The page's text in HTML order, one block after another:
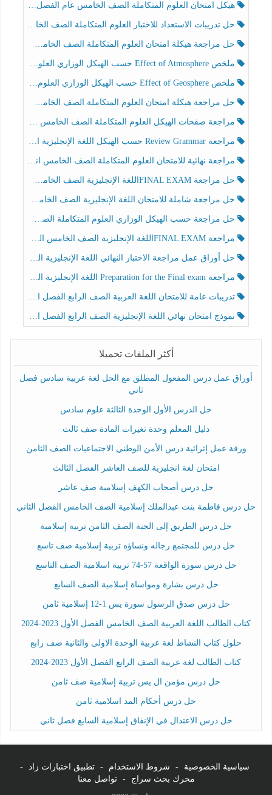
هيكل امتحان العلوم المتكاملة الصف الخامس عام الفصل الدراسي الثالث 2025-2026
حل تدريبات الاستعداد للاختبار العلوم المتكاملة الصف الخامس عام الفصل الثالث
حل مراجعة هيكلة امتحان العلوم المتكاملة الصف الخامس انسبير الفصل الثالث
ملخص Effect of Atmosphere حسب الهيكل الوزاري العلوم المتكاملة الصف الخامس انسبير الفصل الثالث
ملخص Effect of Geosphere حسب الهيكل الوزاري العلوم المتكاملة الصف الخامس انسبير الفصل الثالث
حل مراجعة هيكلة امتحان العلوم المتكاملة الصف الخامس عام الفصل الثالث
مراجعة صفحات الهيكل العلوم المتكاملة الصف الخامس انسبير الفصل الثالث
مراجعة Review Grammar حسب الهيكل اللغة الإنجليزية الصف الخامس الفصل الثالث
مراجعة نهائية للامتحان العلوم المتكاملة الصف الخامس انسبير الفصل الثالث
حل مراجعة FINAL EXAMاللغة الإنجليزية الصف الخامس الفصل الثالث
حل مراجعة شاملة للامتحان اللغة الإنجليزية الصف الخامس الفصل الثالث
حل مراجعة حسب الهيكل الوزاري العلوم المتكاملة الصف الخامس عام الفصل الثالث
مراجعة FINAL EXAMاللغة الإنجليزية الصف الخامس الفصل الثالث
حل أوراق عمل مراجعة الاختبار النهائي اللغة الإنجليزية الصف الرابع الفصل الثالث
مراجعة Preparation for the Final exam اللغة الإنجليزية الصف الرابع الفصل الثالث
تدريبات عامة للامتحان اللغة العربية الصف الرابع الفصل الثالث
نموذج امتحان نهائي اللغة الإنجليزية الصف الرابع الفصل الثالث
أكثر الملفات تحميلا
أوراق عمل درس المفعول المطلق مع الحل لغة عربية سادس فصل
ثاني
حل الدرس الأول الوحدة الثالثة علوم سادس
دليل المعلم وحدة تغيرات المادة صف ثالث
ورقة عمل إثرائية درس الأمن الوطني الاجتماعيات الصف الثامن
امتحان لغة انجليزية للصف العاشر الفصل الثالث
حل درس أصحاب الكهف إسلامية صف عاشر
حل درس فاطمة بنت عبدالملك إسلامية الصف الخامس الفصل الثاني
حل درس الطريق إلى الجنة الصف الثامن تربية إسلامية
حل درس للمجتمع رجاله ونساؤه تربية إسلامية صف تاسع
حل درس سورة الواقعة 57-74 تربية اسلامية الصف التاسع
حل درس بشارة ومواساة إسلامية الصف السابع
حل درس صدق الرسول سورة يس 1-12 إسلامية ثامن
كتاب الطالب اللغة العربية الصف الخامس الفصل الأول 2023-2024
حلول كتاب النشاط لغة عربية الوحدة الاولى والثانية صف رابع
كتاب الطالب لغة عربية الصف الرابع الفصل الأول 2023-2024
حل درس مؤمن ال يس تربية إسلامية صف ثامن
حل درس أحكام المد اسلامية ثامن
حل درس الاعتدال في الإنفاق إسلامية السابع فصل ثاني
سياسية الخصوصية - شروط الاستخدام - تطبيق اختبارات زاد
-
محرك بحث سراج
-
تواصل معنا